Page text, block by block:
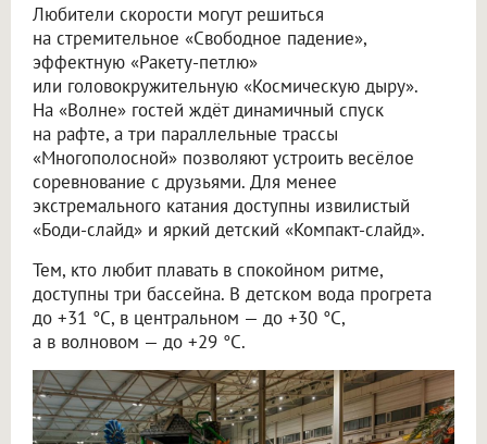
Любители скорости могут решиться
на стремительное «Свободное падение»,
эффектную «Ракету-петлю»
или головокружительную «Космическую дыру».
На «Волне» гостей ждёт динамичный спуск
на рафте, а три параллельные трассы
«Многополосной» позволяют устроить весёлое
соревнование с друзьями. Для менее
экстремального катания доступны извилистый
«Боди-слайд» и яркий детский «Компакт-слайд».
Тем, кто любит плавать в спокойном ритме,
доступны три бассейна. В детском вода прогрета
до +31 °C, в центральном — до +30 °C,
а в волновом — до +29 °C.